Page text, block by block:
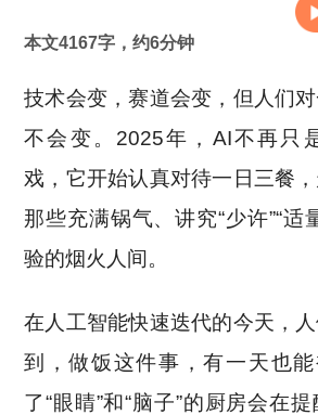
本文4167字，约6分钟
技术会变，赛道会变，但人们
不会变。2025年，AI不再只
戏，它开始认真对待一日三餐
那些充满锅气、讲究“少许”“适
验的烟火人间。
在人工智能快速迭代的今天，
到，做饭这件事，有一天也能
了“眼睛”和“脑子”的厨房会在